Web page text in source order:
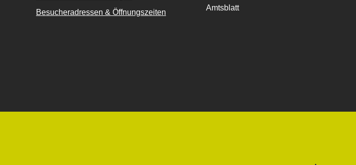
Besucheradressen & Öffnungszeiten
Amtsblatt